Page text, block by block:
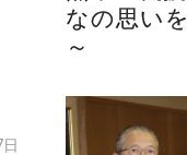
なの思い
～